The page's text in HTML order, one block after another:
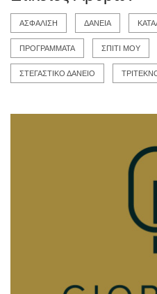
ΑΣΦΑΛΙΣΗ ΔΑΝΕΙΑ
ΠΡΟΓΡΑΜΜΑΤΑ ΣΠΙΤΙ ΜΟΥ
ΣΤΕΓΑΣΤΙΚΟ ΔΑΝΕΙΟ